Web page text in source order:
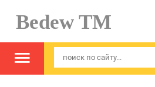
Bedew TM